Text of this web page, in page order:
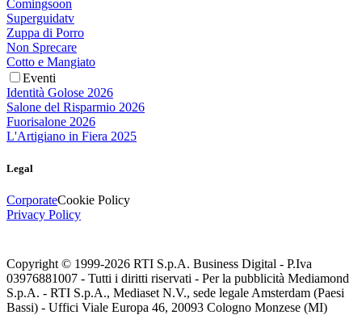
Comingsoon
Superguidatv
Zuppa di Porro
Non Sprecare
Cotto e Mangiato
Eventi
Identità Golose 2026
Salone del Risparmio 2026
Fuorisalone 2026
L'Artigiano in Fiera 2025
Legal
CorporateCookie Policy
Privacy Policy
Copyright © 1999-2026 RTI S.p.A. Business Digital - P.Iva
03976881007 - Tutti i diritti riservati - Per la pubblicità Mediamond
S.p.A. - RTI S.p.A., Mediaset N.V., sede legale Amsterdam (Paesi
Bassi) - Uffici Viale Europa 46, 20093 Cologno Monzese (MI)